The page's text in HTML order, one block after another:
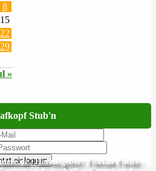
»
8
15
22
29
Stub'n
einloggen| Herausgeber: Florian Fuchs -